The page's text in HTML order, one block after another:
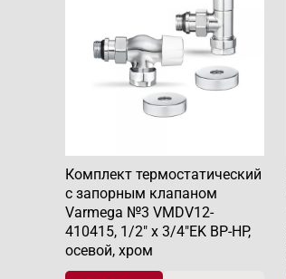
Комплект термостатический
с запорным клапаном
Varmega №3 VMDV12-
410415, 1/2" x 3/4"EK ВР-НР,
осевой, хром